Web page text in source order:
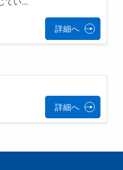
詳細へ
詳細へ